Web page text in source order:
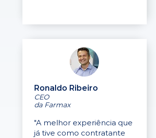
Ronaldo Ribeiro
CEO
da Farmax
"A melhor experiência que
já tive como contratante